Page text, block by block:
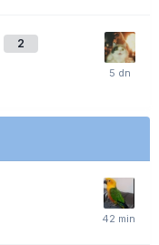
2